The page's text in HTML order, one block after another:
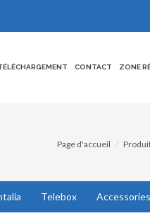
CONTACT ZONE
Page d'accueil
Telebox Accessories